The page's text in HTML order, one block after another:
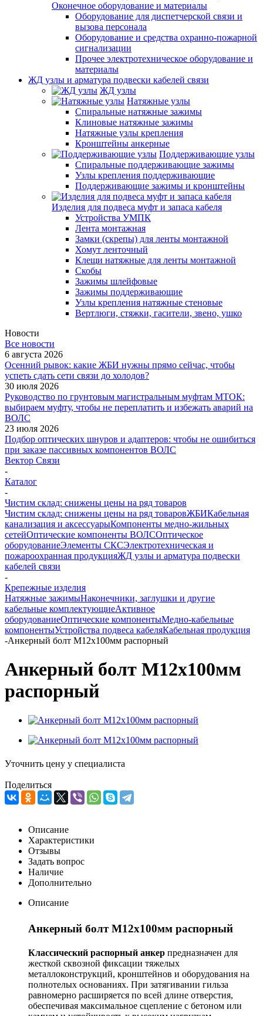
Оконечное оборудование и материалы
Оборудование для диспетчерской связи и
вызова персонала
Оборудование и средства охранно-пожарной
сигнализации
Прочее электротехническое оборудование и
материалы
ЖД узлы и арматура подвески кабелей связи
ЖД узлы
Натяжные узлы
Спиральные натяжные зажимы
Клиновые натяжные зажимы
Натяжные узлы крепления
Кронштейны анкерные
Поддерживающие узлы
Спиральные поддерживающие зажимы
Узлы крепления поддерживающие
Поддерживающие зажимы и кронштейны
Изделия для подвеса муфт и запаса кабеля
Устройства УМПК
Лента монтажная
Замки (скрепы) для ленты монтажной
Хомут ленточный
Клещи натяжные для ленты монтажной
Скобы
Зажимы шлейфовые
Зажимы поддерживающие
Узлы крепления натяжные стеновые
Вертлюги, стяжки, гасители, звено, ушко
Новости
Все новости
6 августа 2026
Осенний рывок: какие ЖБИ нужны прямо сейчас, чтобы
успеть сдать сети связи до холодов?
30 июля 2026
Руководство по грунтовым магистральным муфтам МТОК:
выбираем муфту, чтобы не переплатить и избежать аварий на
ВОЛС
23 июля 2026
Подбор оптических шнуров и адаптеров: чтобы не ошибиться
при заказе пассивных компонентов ВОЛС
Вектор Связи
-
Каталог
-
Чистим склад: снижены цены на ряд товаров
Чистим склад: снижены цены на ряд товаровЖБИКабельная
канализация и аксессуарыКомпоненты медно-жильных
сетейОптические компоненты ВОЛСОптическое
оборудованиеЭлементы СКСЭлектротехническая и
пожароохранная продукцияЖД узлы и арматура подвески
кабелей связи
-
Крепежные изделия
Натяжные зажимыНаконечники, заглушки и другие
кабельные комплектующиеАктивное
оборудованиеОптические компонентыМедно-кабельные
компонентыУстройства подвеса кабеляКабельная продукция
-Анкерный болт М12х100мм распорный
Анкерный болт М12х100мм
распорный
Уточнить цену у специалиста
Поделиться
Описание
Характеристики
Отзывы
Задать вопрос
Наличие
Дополнительно
Описание
Анкерный болт М12х100мм распорный
Классический распорный анкер предназначен для
жесткой сквозной фиксации тяжелых
металлоконструкций, кронштейнов и оборудования на
полнотелых основаниях. При затягивании гильза
равномерно расширяется по всей длине отверстия,
обеспечивая максимальное сцепление с бетоном или